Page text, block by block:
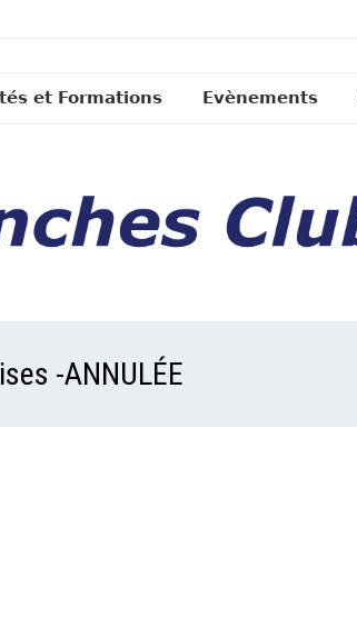
et Formations Evènements
-ANNULÉE